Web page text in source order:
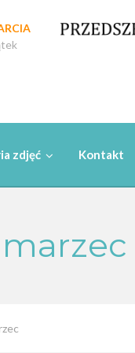
zdjęć Kontakt